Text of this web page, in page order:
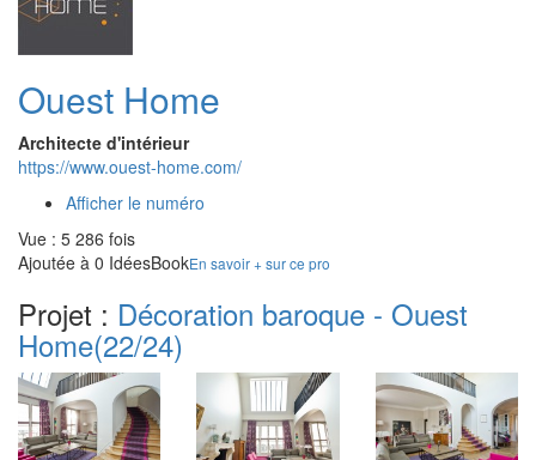
Ouest Home
Architecte d'intérieur
https://www.ouest-home.com/
Afficher le numéro
Vue : 5 286 fois
Ajoutée à 0 IdéesBookEn savoir + sur ce pro
Projet : Décoration baroque - Ouest
Home(22/24)